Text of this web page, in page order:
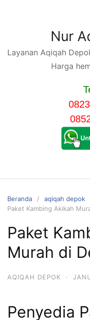
Nur
Layanan Aqiqah
Harga
Beranda
aqiqah depok
Paket Kambing Akikah
Paket
Murah di
AQIQAH DEPOK ·
Penyedia